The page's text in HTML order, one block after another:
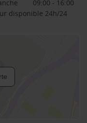
09:00 - 16:00
disponible 24h/24